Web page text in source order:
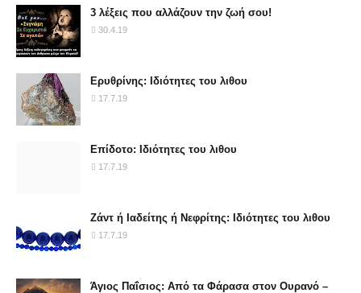
3 λέξεις που αλλάζουν την ζωή σου!
30.4.19
Ερυθρίνης: Ιδιότητες του λιθου
17.7.19
Επίδοτο: Ιδιότητες του λιθου
17.7.19
Ζάντ ή Ιαδείτης ή Νεφρίτης: Ιδιότητες του λιθου
17.7.19
Άγιος Παΐσιος: Από τα Φάρασα στον Ουρανό –